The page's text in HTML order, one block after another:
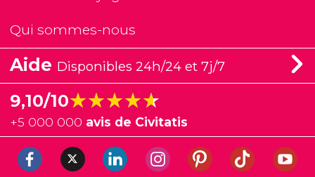
Qui sommes-nous
Aide Disponibles 24h/24 et 7j/7
9,10/10★★★★★
★★★★★
+5 000 000 avis de Civitatis